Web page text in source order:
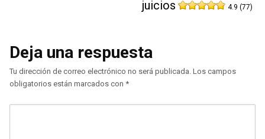
juicios
4.9 (77)
Deja una respuesta
Tu dirección de correo electrónico no será publicada. Los campos
obligatorios están marcados con *